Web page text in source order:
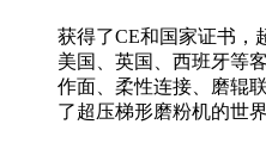
获得了CE和国家证书，
美国、英国、西班牙等
作面、柔性连接、磨辊
了超压梯形磨粉机的世